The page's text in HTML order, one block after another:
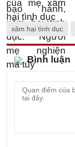
xâm hại tình dục
Bình luận